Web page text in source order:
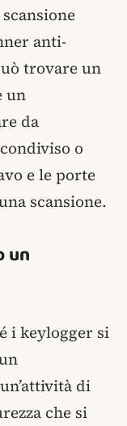
anti-
trovare un
un
da
o
e le porte
scansione.
un
i keylogger si
di
che si